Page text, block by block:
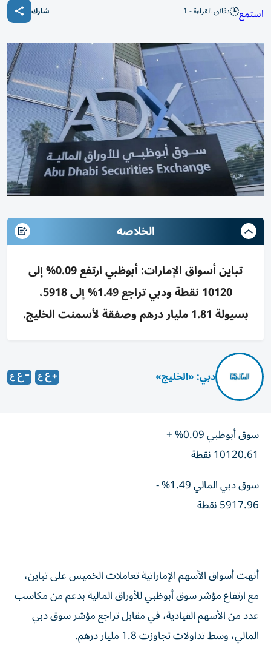
استمع دقائق القراءة - 1 شارك
الخلاصه
تباين أسواق الإمارات: أبوظبي ارتفع 0.09% إلى
10120 نقطة ودبي تراجع 1.49% إلى 5918،
بسيولة 1.81 مليار درهم وصفقة لأسمنت الخليج.
دبي: «الخليج»
سوق أبوظبي 0.09% +
10120.61 نقطة
سوق دبي المالي 1.49% -
5917.96 نقطة
أنهت أسواق الأسهم الإماراتية تعاملات الخميس على تباين،
مع ارتفاع مؤشر سوق أبوظبي للأوراق المالية بدعم من مكاسب
عدد من الأسهم القيادية، في مقابل تراجع مؤشر سوق دبي
المالي، وسط تداولات تجاوزت 1.8 مليار درهم.